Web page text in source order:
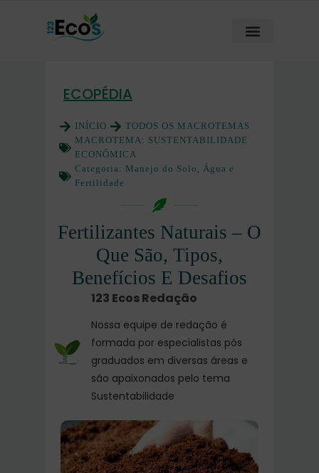
ECOPÉDIA
INÍCIO
TODOS OS MACROTEMAS
MACROTEMA: SUSTENTABILIDADE
ECONÔMICA
Categoria: Manejo do Solo, Água e
Fertilidade
Fertilizantes Naturais – O
Que São, Tipos,
Benefícios E Desafios
123 Ecos Redação
Nossa equipe de redação é
formada por especialistas pós
graduados em diversas áreas e
são apaixonados pelo tema
Sustentabilidade